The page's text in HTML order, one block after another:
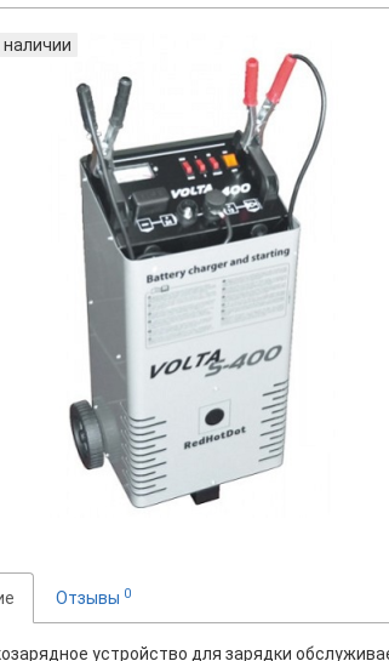
наличии
Отзывы 0
устройство для зарядки